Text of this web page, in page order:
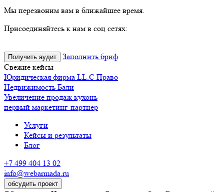
Мы перезвоним вам в ближайшее время.
Присоединяйтесь к нам в соц сетях:
Получить аудит
Заполнить бриф
Свежие кейсы
Юридическая фирма LL.C Право
Недвижимость Бали
Увеличение продаж кухонь
первый маркетинг-партнер
Услуги
Кейсы и результаты
Блог
+7 499 404 13 02
info@webarmada.ru
обсудить проект